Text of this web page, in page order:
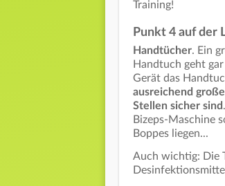
Training!
Punkt 4 auf der
Handtücher. Ein
Handtuch geht
Gerät das
ausreichend
Stellen sicher sind
Bizeps-Maschine
Boppes liegen...
Auch wichtig: Die